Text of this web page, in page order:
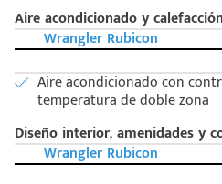
Aire acondicionado y calefacción
Wrangler Rubicon
Aire acondicionado con
temperatura de doble zona
Diseño interior, amenidades y
Wrangler Rubicon